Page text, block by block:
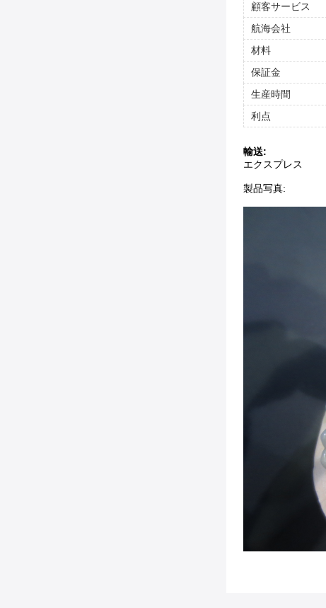
顧客サービス
航海会社
材料
保証金
生産時間
利点
輸送:
エクスプレス
製品写真: